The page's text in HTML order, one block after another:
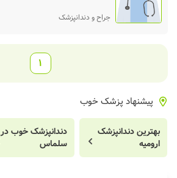
جراح و دندانپزشک
1
پیشنهاد پزشک خوب
بهترین دندانپزشک
ارومیه
دندانپزشک خوب در
سلماس